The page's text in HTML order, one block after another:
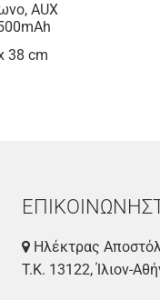
AUX
38 cm
Ηλέκτρας
Τ.Κ. 13122, Ίλιον-